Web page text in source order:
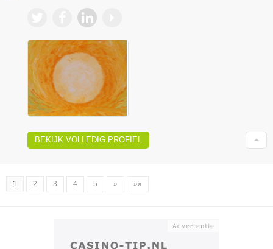
BEKIJK VOLLEDIG PROFIEL
1 2 3 4 5 » »»